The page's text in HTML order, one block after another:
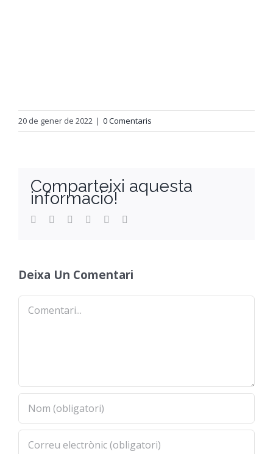
20 de gener de 2022 | 0 Comentaris
Comparteixi aquesta
informació!
Facebook
TwitterReddit LinkedInWhatsApp
Deixa Un Comentari
Comentari